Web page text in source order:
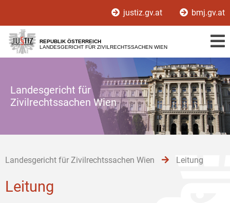
[1]
[2]
[3]
justiz.gv.at bmj.gv.at
REPUBLIK ÖSTERREICH
LANDESGERICHT FÜR ZIVILRECHTSSACHEN WIEN
Landesgericht für
Zivilrechtssachen Wien
Landesgericht für Zivilrechtssachen Wien Leitung
Leitung